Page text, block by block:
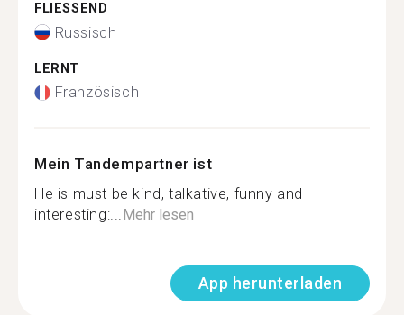
FLIESSEND
Russisch
LERNT
Französisch
Mein Tandempartner ist
He is must be kind, talkative, funny and
interesting:...Mehr lesen
App herunterladen